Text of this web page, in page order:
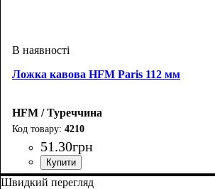
Ложка кавова HFM Paris 112 мм
HFM / Туреччина
4210
51.30грн
Швидкий перегляд